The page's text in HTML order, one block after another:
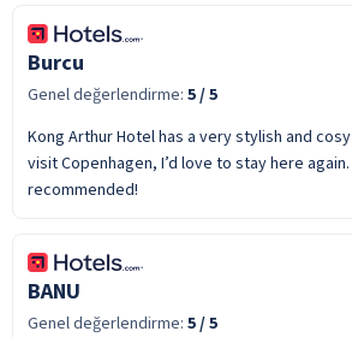
Burcu
Genel değerlendirme: 5/ 5
Kong Arthur Hotel has a very stylish and
visit Copenhagen, I’d love to stay here
recommended!
BANU
Genel değerlendirme: 5/ 5